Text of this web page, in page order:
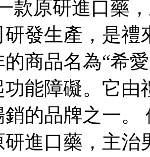
款原研進口藥
發生產，是禮
商品名為“希
功能障礙。它
的品牌之一。
研進口藥，主